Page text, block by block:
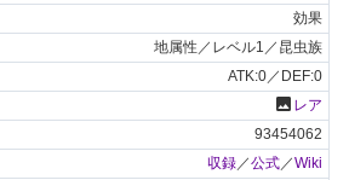
効果
地属性／レベル1／昆虫族
ATK:0／DEF:0
photo レア
93454062
収録／公式／Wiki